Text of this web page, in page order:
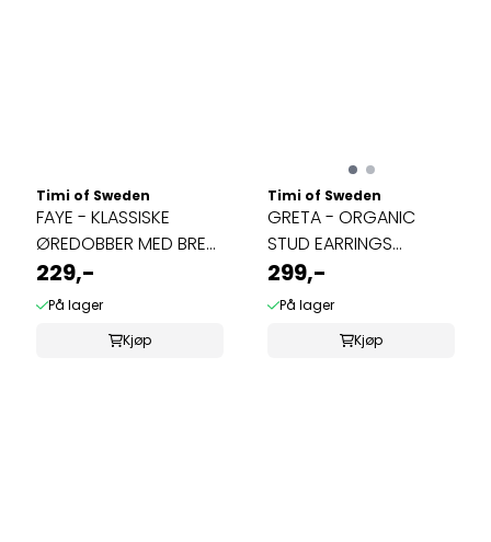
Timi of Sweden
FAYE - KLASSISKE
ØREDOBBER MED BRED
BØYLE SØLV
229,-
På lager
Kjøp
Timi of Sweden
GRETA - ORGANIC
STUD EARRINGS
STAINLESS STEEL
299,-
På lager
Kjøp